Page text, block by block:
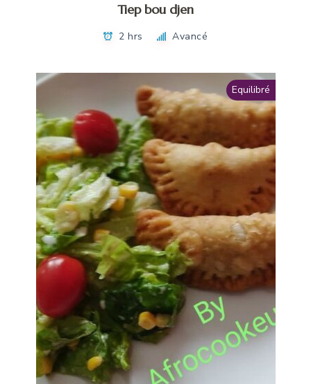
Tiep bou djen
2 hrs Avancé
Equilibré